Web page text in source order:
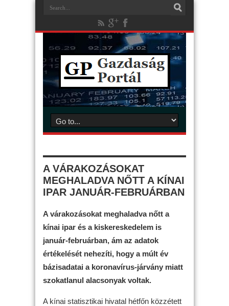
A VÁRAKOZÁSOKAT
MEGHALADVA NŐTT A KÍNAI
IPAR JANUÁR-FEBRUÁRBAN
A várakozásokat meghaladva nőtt a
kínai ipar és a kiskereskedelem is
január-februárban, ám az adatok
értékelését nehezíti, hogy a múlt év
bázisadatai a koronavírus-járvány miatt
szokatlanul alacsonyak voltak.
A kínai statisztikai hivatal hétfőn közzétett